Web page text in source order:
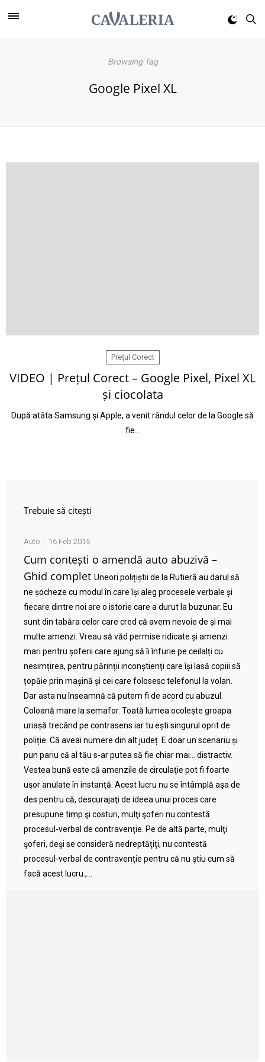
Browsing Tag
Google Pixel XL
Prețul Corect
VIDEO | Prețul Corect – Google Pixel, Pixel XL
și ciocolata
După atâta Samsung și Apple, a venit rândul celor de la Google să
fie…
Trebuie să citești
Auto 16 Feb 2015
Cum contești o amendă auto abuzivă –
Ghid complet Uneori polițiștii de la Rutieră au darul să
ne șocheze cu modul în care își aleg procesele verbale și
fiecare dintre noi are o istorie care a durut la buzunar. Eu
sunt din tabăra celor care cred că avem nevoie de și mai
multe amenzi. Vreau să văd permise ridicate și amenzi
mari pentru șoferii care ajung să îi înfurie pe ceilalți cu
nesimțirea, pentru părinții inconștienți care își lasă copiii să
țopăie prin mașină și cei care folosesc telefonul la volan.
Dar asta nu înseamnă că putem fi de acord cu abuzul.
Coloană mare la semafor. Toată lumea ocolește groapa
uriașă trecând pe contrasens iar tu ești singurul oprit de
poliție. Că aveai numere din alt județ. E doar un scenariu și
pun pariu că al tău s-ar putea să fie chiar mai… distractiv.
Vestea bună este că amenzile de circulaţie pot fi foarte
uşor anulate în instanţă. Acest lucru nu se întâmplă aşa de
des pentru că, descurajaţi de ideea unui proces care
presupune timp şi costuri, mulţi şoferi nu contestă
procesul-verbal de contravenţie. Pe de altă parte, mulţi
şoferi, deşi se consideră nedreptăţiţi, nu contestă
procesul-verbal de contravenţie pentru că nu ştiu cum să
facă acest lucru.,...